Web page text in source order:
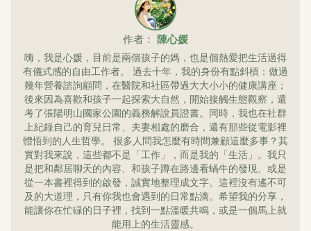
作者： 陳心媛
嗨，我是心媛，目前是兩個孩子的媽，也是個熱愛把生活過得
有儀式感的自由工作者。 過去十年，我的身份有點斜槓：做過
幾年營養諮詢顧問，在醫院和社區帶過大大小小的健康講座；
後來因為喜歡和孩子一起探索大自然，開始接觸生態觀察，還
考了張陽明山國家公園的義務解說員證書。同時，我也在社群
上紀錄自己的育兒日常、夫妻相處的磨合，還有那些從電影裡
體悟到的人生哲學。 很多人問我怎麼有時間兼顧這麼多事？其
實對我來說，這些都不是「工作」，而是我的「生活」。我只
是把和鄰居聊天的內容、和孩子蹲在路邊看蝸牛的發現、或是
從一本書裡得到的啟發，誠實地整理成文字。這裡沒有遙不可
及的大道理，只有你我也會遇到的日常點滴。希望我的分享，
能讓你在忙碌的日子裡，找到一點溫暖共鳴，或是一個馬上就
能用上的生活靈感。